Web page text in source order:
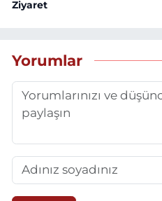
Ziyaret
Yorumlar